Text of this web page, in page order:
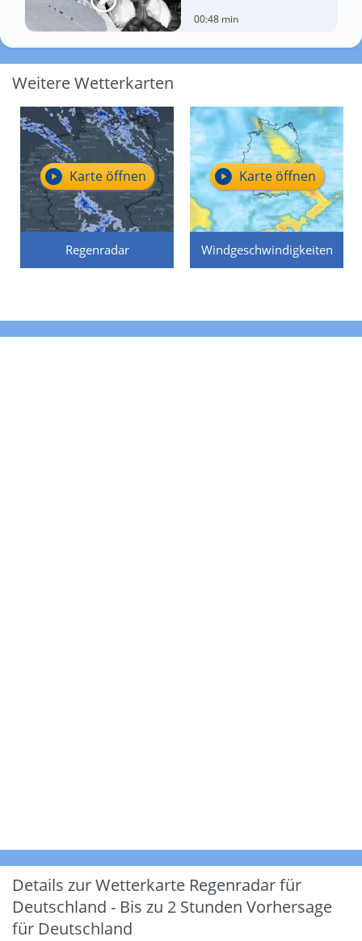
00:48 min
Weitere Wetterkarten
Regenradar
Karte öffnen
Windgeschwindigkeiten
Karte öffnen
Details zur Wetterkarte Regenradar für
Deutschland - Bis zu 2 Stunden Vorhersage
für Deutschland